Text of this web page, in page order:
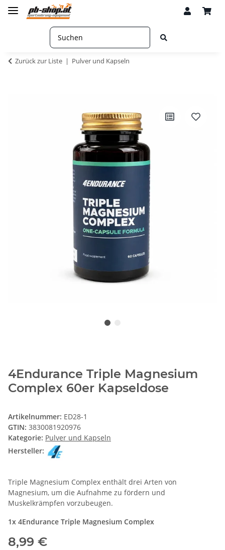
Zurück zur Liste Pulver und Kapseln
4Endurance Triple Magnesium
Complex 60er Kapseldose
Artikelnummer: ED28-1
GTIN: 3830081920976
Kategorie: Pulver und Kapseln
Hersteller:
Triple Magnesium Complex enthält drei Arten von
Magnesium, um die Aufnahme zu fördern und
Muskelkrämpfen vorzubeugen.
1x 4Endurance Triple Magnesium Complex
8,99 €